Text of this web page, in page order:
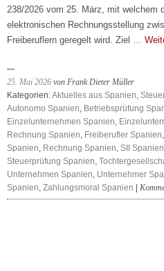
238/2026 vom 25. März, mit welchem
elektronischen Rechnungsstellung
Freiberuflern geregelt wird. Ziel …
25. Mai 2026 von Frank Dieter Müller
Kategorien:Aktuelles aus Spanien,
Autonomo Spanien, Betriebsprüfung
Einzelunternehmen Spanien,
Rechnung Spanien, Freiberufler Spanien,
Spanien, Rechnung Spanien, SII Spanien
Steuerprüfung Spanien,
Unternehmen Spanien, Unternehmer
Spanien, Zahlungsmoral Spanien